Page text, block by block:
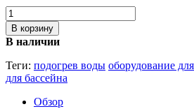
В корзину
В наличии
Теги: подогрев воды оборудование
для бассейна
Обзор